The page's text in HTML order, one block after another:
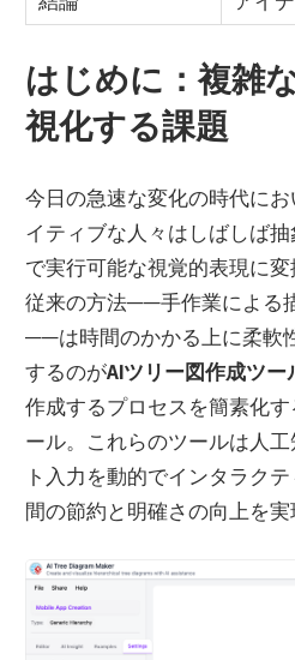
はじめに：複雑
視化する課題
今日の急速な変化の時代に
イティブな人々はしばしば抽
で実行可能な視覚的表現に
従来の方法——手作業による
——は時間のかかる上に柔軟
するのがAIツリー図作成ツー
作成するプロセスを簡素化
ール。これらのツールは人
ト入力を動的でインタラク
間の節約と明確さの向上を実